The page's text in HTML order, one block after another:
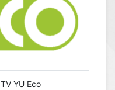
TV YU Eco